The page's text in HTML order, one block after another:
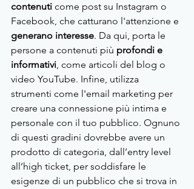
contenuti come post su Instagram o
Facebook, che catturano l'attenzione e
generano interesse. Da qui, porta le
persone a contenuti più profondi e
informativi, come articoli del blog o
video YouTube. Infine, utilizza
strumenti come l'email marketing per
creare una connessione più intima e
personale con il tuo pubblico. Ognuno
di questi gradini dovrebbe avere un
prodotto di categoria, dall’entry level
all’high ticket, per soddisfare le
esigenze di un pubblico che si trova in